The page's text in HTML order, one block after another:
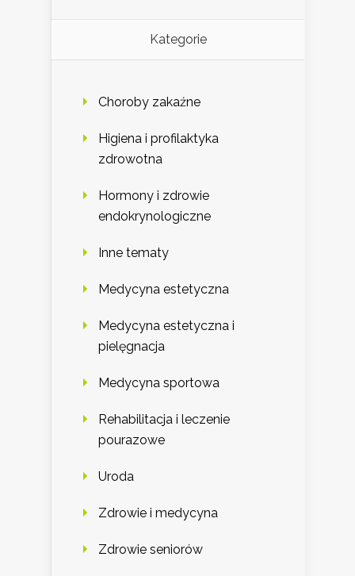
Kategorie
Choroby zakaźne
Higiena i profilaktyka
zdrowotna
Hormony i zdrowie
endokrynologiczne
Inne tematy
Medycyna estetyczna
Medycyna estetyczna i
pielęgnacja
Medycyna sportowa
Rehabilitacja i leczenie
pourazowe
Uroda
Zdrowie i medycyna
Zdrowie seniorów